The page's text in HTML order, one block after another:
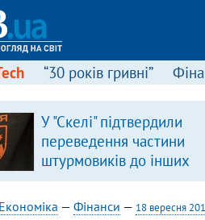
“30 років гривні”
У "Скелі" підтвердили
переведення частини
штурмовиків до інших
підрозділів
Економіка — Фінанси — 18 вересня